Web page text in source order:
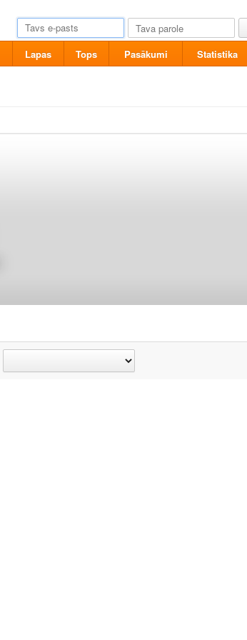
Lapas Tops Pasākumi Statistika